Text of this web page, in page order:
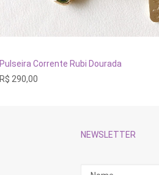
ADICIONAR AO
Pulseira Corrente Rubi Dourada
R$ 290,00
NEWSLETTER